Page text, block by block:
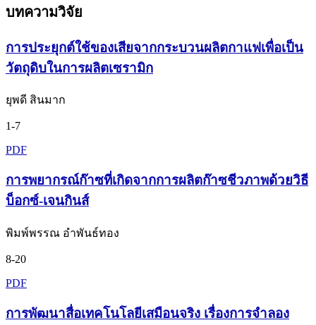
บทความวิจัย
การประยุกต์ใช้ของเสียจากกระบวนผลิตกาแฟเพื่อเป็น
วัตถุดิบในการผลิตเซรามิก
ยุพดี สินมาก
1-7
PDF
การพยากรณ์ก๊าซที่เกิดจากการผลิตก๊าซชีวภาพด้วยวิธี
บ็อกซ์-เจนกินส์
พิมพ์พรรณ อำพันธ์ทอง
8-20
PDF
การพัฒนาสื่อเทคโนโลยีเสมือนจริง เรื่องการจำลอง